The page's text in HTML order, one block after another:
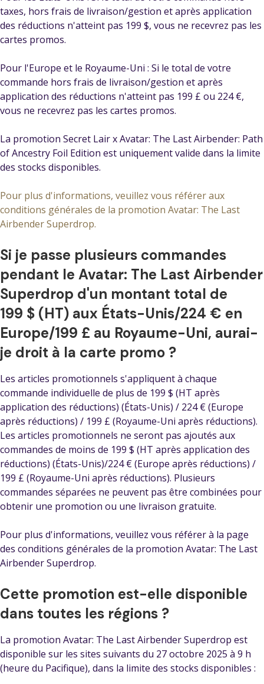
taxes, hors frais de livraison/gestion et après application
des réductions n'atteint pas 199 $, vous ne recevrez pas les
cartes promos.
Pour l'Europe et le Royaume-Uni : Si le total de votre
commande hors frais de livraison/gestion et après
application des réductions n'atteint pas 199 £ ou 224 €,
vous ne recevrez pas les cartes promos.
La promotion Secret Lair x Avatar: The Last Airbender: Path
of Ancestry Foil Edition est uniquement valide dans la limite
des stocks disponibles.
Pour plus d'informations, veuillez vous référer aux
conditions générales de la promotion Avatar: The Last
Airbender Superdrop.
Si je passe plusieurs commandes
pendant le Avatar: The Last Airbender
Superdrop d'un montant total de
199 $ (HT) aux États-Unis/224 € en
Europe/199 £ au Royaume-Uni, aurai-
je droit à la carte promo ?
Les articles promotionnels s'appliquent à chaque
commande individuelle de plus de 199 $ (HT après
application des réductions) (États-Unis) / 224 € (Europe
après réductions) / 199 £ (Royaume-Uni après réductions).
Les articles promotionnels ne seront pas ajoutés aux
commandes de moins de 199 $ (HT après application des
réductions) (États-Unis)/224 € (Europe après réductions) /
199 £ (Royaume-Uni après réductions). Plusieurs
commandes séparées ne peuvent pas être combinées pour
obtenir une promotion ou une livraison gratuite.
Pour plus d'informations, veuillez vous référer à la page
des conditions générales de la promotion Avatar: The Last
Airbender Superdrop.
Cette promotion est-elle disponible
dans toutes les régions ?
La promotion Avatar: The Last Airbender Superdrop est
disponible sur les sites suivants du 27 octobre 2025 à 9 h
(heure du Pacifique), dans la limite des stocks disponibles :